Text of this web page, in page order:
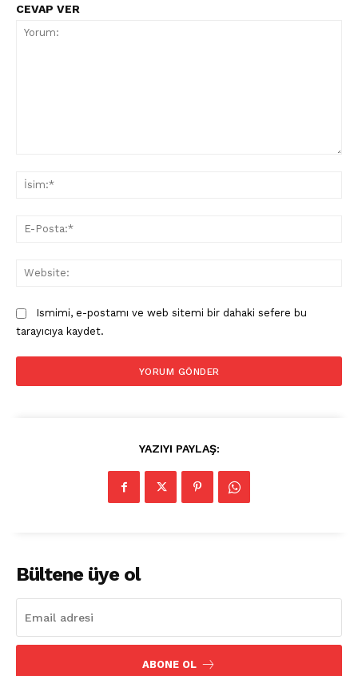
CEVAP VER
Ismimi, e-postamı ve web sitemi bir dahaki sefere bu
tarayıcıya kaydet.
YAZIYI PAYLAŞ:
Bültene üye ol
ABONE OL